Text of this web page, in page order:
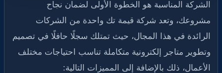
الشركة المناسبة هو الخطوة الأولى لضمان نجاح
مشروعك، وتعد شركة قيمة تك واحدة من الشركات
الرائدة في هذا المجال، حيث تمتلك سجلًا حافلًا في تصميم
وتطوير متاجر إلكترونية متكاملة تناسب احتياجات مختلف
الأعمال، ذلك بالإضافة إلى المميزات التالية: